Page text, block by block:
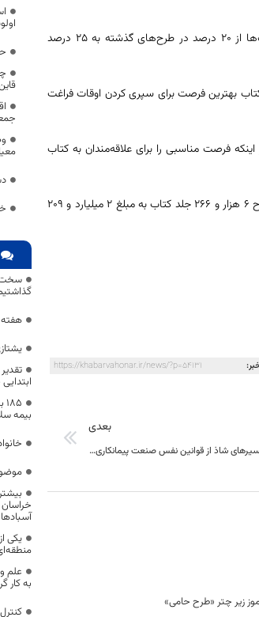
مدیرکل فرهنگ و ارشاد اسلامی خراسان جنوبی بیان کرد: میزان یارانه خرید برای کتاب‌ها از ۲۰ درصد در طرح‌های گذشته به ۲۵ درصد
کتاب بهترین فرصت برای سپری کردن اوقات فراغت
فرصت مناسبی را برای علاقه‌مندان به کتاب
وی به استقبال بالای کتابفروشان و مردم از طرح پاییزه ۹۹ اشاره کرد و گفت: در این طرح ۶ هزار و ۲۶۶ جلد کتاب به مبلغ ۲ میلیارد و ۲۰۹
https://khabarvahonar.ir/news/?p=54131
بعدی
برخی تنگ نظریها وتفسیرهای شاذ از قوانین نفس صنعت پیمانکاری خراسان جنوبی را به شماره انداخته است
ابتدایی خراسان
بیمه
آسبادها
یکی
علم
به کار